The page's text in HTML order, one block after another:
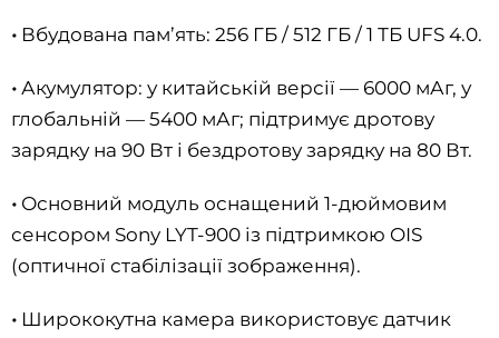
• Вбудована пам’ять: 256 ГБ / 512 ГБ / 1 ТБ UFS 4.0.
• Акумулятор: у китайській версії — 6000 мАг, у
глобальній — 5400 мАг; підтримує дротову
зарядку на 90 Вт і бездротову зарядку на 80 Вт.
• Основний модуль оснащений 1-дюймовим
сенсором Sony LYT-900 із підтримкою OIS
(оптичної стабілізації зображення).
• Ширококутна камера використовує датчик